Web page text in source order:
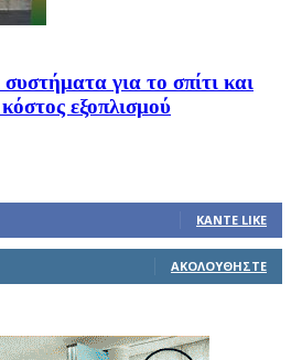
για το σπίτι και
εξοπλισμού
ΚΆΝΤΕ LIKE
ΑΚΟΛΟΥΘΉΣΤΕ